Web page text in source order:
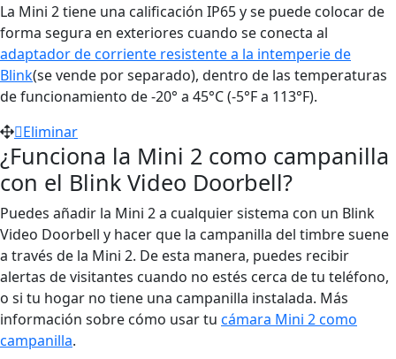
La Mini 2 tiene una calificación IP65 y se puede colocar de
forma segura en exteriores cuando se conecta al
adaptador de corriente resistente a la intemperie de
Blink(se vende por separado), dentro de las temperaturas
de funcionamiento de -20° a 45°C (-5°F a 113°F).
Eliminar
¿Funciona la Mini 2 como campanilla
con el Blink Video Doorbell?
Puedes añadir la Mini 2 a cualquier sistema con un Blink
Video Doorbell y hacer que la campanilla del timbre suene
a través de la Mini 2. De esta manera, puedes recibir
alertas de visitantes cuando no estés cerca de tu teléfono,
o si tu hogar no tiene una campanilla instalada. Más
información sobre cómo usar tu cámara Mini 2 como
campanilla.